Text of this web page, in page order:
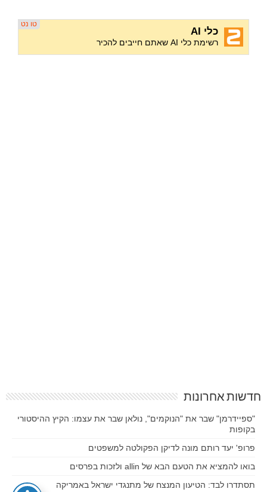
חדשות אחרונות
"ספיידרמן" שבר את "הנוקמים", נולאן שבר את עצמו: הקיץ ההיסטורי
בקופות
פרופ' יעד רותם מונה לדיקן הפקולטה למשפטים
בואו להמציא את הטעם הבא של allin ולזכות בפרסים
תסתדרו לבד: הטיעון המנצח של מתנגדי ישראל באמריקה